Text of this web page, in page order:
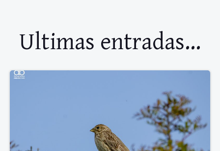
Ultimas entradas...